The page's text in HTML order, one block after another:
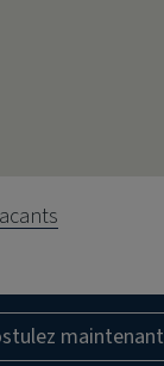
maintenant